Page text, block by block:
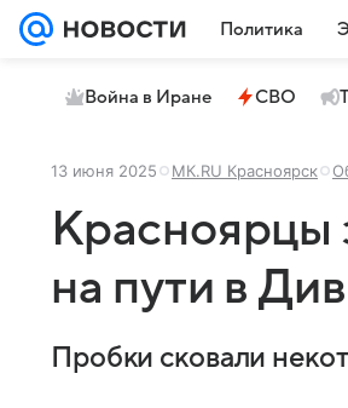
Политика
Война в Иране СВО
13 июня 2025 МК.RU Красноярск
Красноярцы
на пути в
Пробки сковали